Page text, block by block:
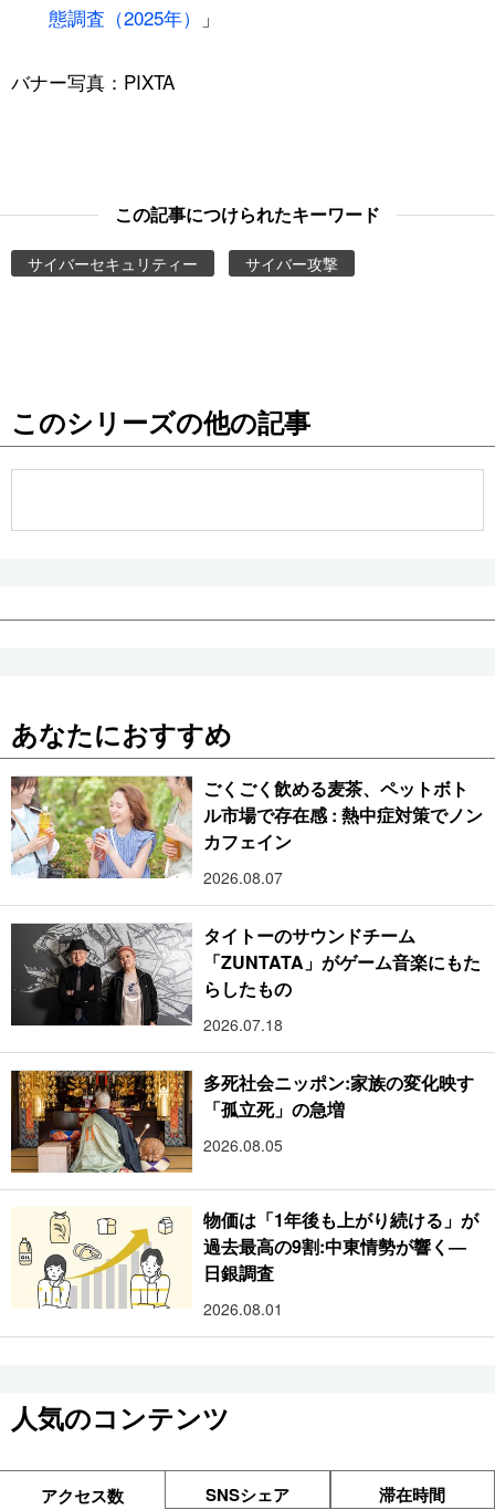
態調査（2025年）
」
バナー写真：PIXTA
この記事につけられたキーワード
サイバーセキュリティー サイバー攻撃
このシリーズの他の記事
あなたにおすすめ
ごくごく飲める麦茶、ペットボト
ル市場で存在感 : 熱中症対策でノン
カフェイン
2026.08.07
タイトーのサウンドチーム
「ZUNTATA」がゲーム音楽にもた
らしたもの
2026.07.18
多死社会ニッポン:家族の変化映す
「孤立死」の急増
2026.08.05
物価は「1年後も上がり続ける」が
過去最高の9割:中東情勢が響く―
日銀調査
2026.08.01
人気のコンテンツ
アクセス数 SNSシェア 滞在時間